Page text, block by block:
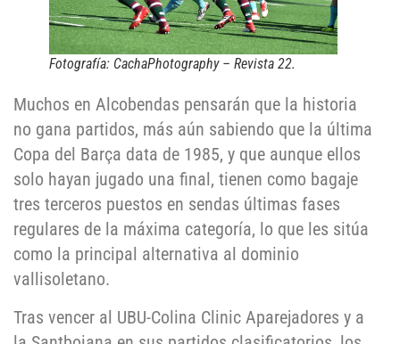
Fotografía: CachaPhotography – Revista 22.
Muchos en Alcobendas pensarán que la historia
no gana partidos, más aún sabiendo que la última
Copa del Barça data de 1985, y que aunque ellos
solo hayan jugado una final, tienen como bagaje
tres terceros puestos en sendas últimas fases
regulares de la máxima categoría, lo que les sitúa
como la principal alternativa al dominio
vallisoletano.
Tras vencer al UBU-Colina Clinic Aparejadores y a